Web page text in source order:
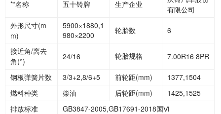
**名称 五十铃牌 生产企业
有限公司
外形尺寸(m
m)
5900×1880,1
980×2200
轮胎数 6
接近角/离去
角(°)
24/16 轮胎规格 7.00R16 8PR
钢板弹簧片数 3/3+2,8/6+5 前轮距(mm)
1377,1504
燃料种类
柴油 后轮距(mm)
1425,1525
排放标准
GB3847-2005,GB17691-2018国Ⅵ